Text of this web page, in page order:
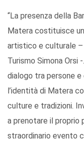
“La presenza della
Matera costituisce
artistico e culturale –
Turismo Simona Orsi
dialogo tra persone
l’identità di Matera
culture e tradizioni.
a prenotare il proprio
straordinario evento